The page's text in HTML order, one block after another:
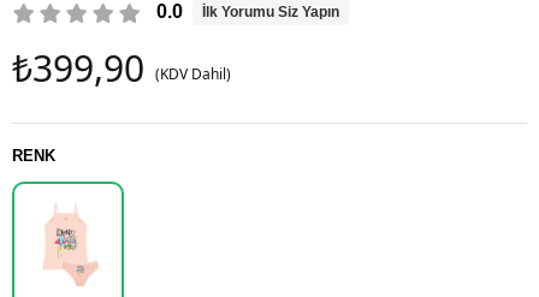
0.0 İlk Yorumu Siz Yapın
₺399,90 (KDV Dahil)
RENK